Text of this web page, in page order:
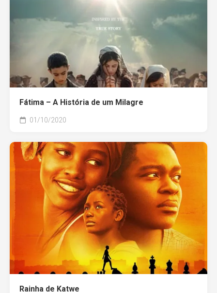
Fátima – A História de um Milagre
01/10/2020
Rainha de Katwe